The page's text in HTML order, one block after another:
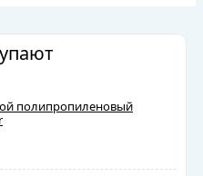
полипропиленовый